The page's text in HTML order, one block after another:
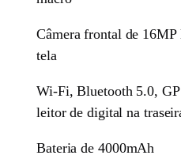
Câmera frontal de
tela
Wi-Fi, Bluetooth 5.0,
leitor de digital na
Bateria de 4000mAh